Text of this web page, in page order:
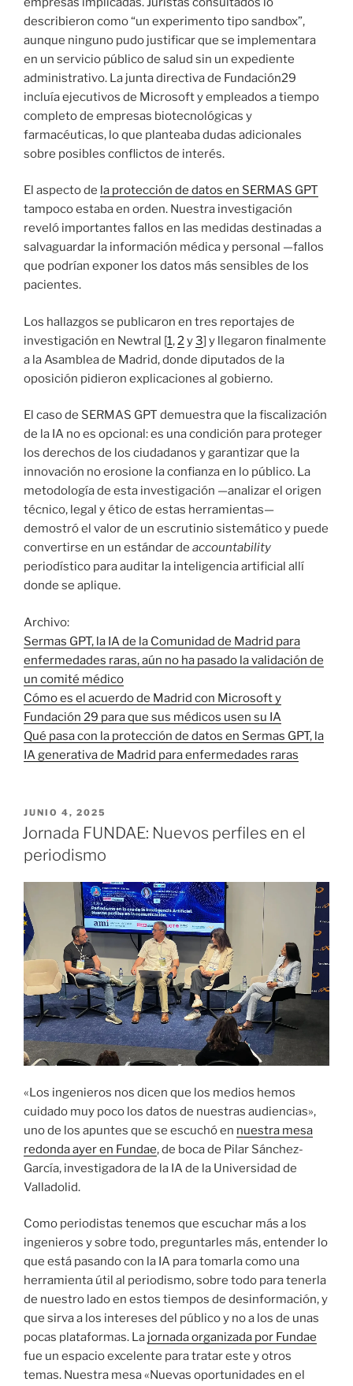
describieron como “un experimento tipo sandbox”,
aunque ninguno pudo justificar que se implementara
en un servicio público de salud sin un expediente
administrativo. La junta directiva de Fundación29
incluía ejecutivos de Microsoft y empleados a tiempo
completo de empresas biotecnológicas y
farmacéuticas, lo que planteaba dudas adicionales
sobre posibles conflictos de interés.
El aspecto de la protección de datos en SERMAS GPT
tampoco estaba en orden. Nuestra investigación
reveló importantes fallos en las medidas destinadas a
salvaguardar la información médica y personal —fallos
que podrían exponer los datos más sensibles de los
pacientes.
Los hallazgos se publicaron en tres reportajes de
investigación en Newtral [1,2y3] y llegaron finalmente
a la Asamblea de Madrid, donde diputados de la
oposición pidieron explicaciones al gobierno.
El caso de SERMAS GPT demuestra que la fiscalización
de la IA no es opcional: es una condición para proteger
los derechos de los ciudadanos y garantizar que la
innovación no erosione la confianza en lo público. La
metodología de esta investigación —analizar el origen
técnico, legal y ético de estas herramientas—
demostró el valor de un escrutinio sistemático y puede
convertirse en un estándar de accountability
periodístico para auditar la inteligencia artificial allí
donde se aplique.
Archivo:
Sermas GPT, la IA de la Comunidad de Madrid para
enfermedades raras, aún no ha pasado la validación de
un comité médico
Cómo es el acuerdo de Madrid con Microsoft y
Fundación 29 para que sus médicos usen su IA
Qué pasa con la protección de datos en Sermas GPT, la
IA generativa de Madrid para enfermedades raras
PUBLICADO
EL
JUNIO 4, 2025
Jornada FUNDAE: Nuevos perfiles en el
periodismo
«Los ingenieros nos dicen que los medios hemos
cuidado muy poco los datos de nuestras audiencias»,
uno de los apuntes que se escuchó en nuestra mesa
redonda ayer en Fundae, de boca de Pilar Sánchez-
García, investigadora de la IA de la Universidad de
Valladolid.
Como periodistas tenemos que escuchar más a los
ingenieros y sobre todo, preguntarles más, entender lo
que está pasando con la IA para tomarla como una
herramienta útil al periodismo, sobre todo para tenerla
de nuestro lado en estos tiempos de desinformación, y
que sirva a los intereses del público y no a los de unas
pocas plataformas. La jornada organizada por Fundae
fue un espacio excelente para tratar este y otros
temas. Nuestra mesa «Nuevas oportunidades en el